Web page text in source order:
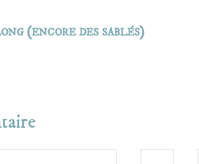
(encore des sablés)